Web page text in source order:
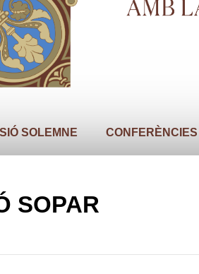
SOLEMNE CONFERÈNCIES
SOPAR